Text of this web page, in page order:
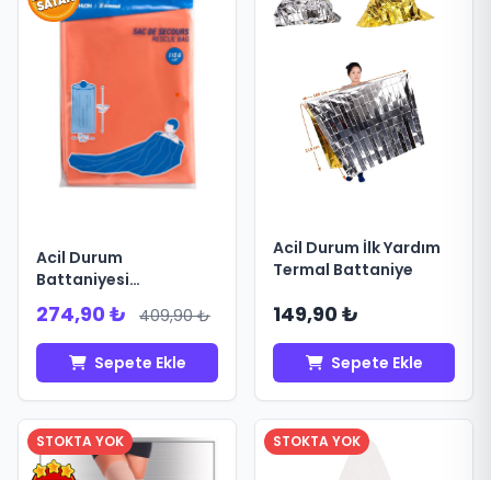
Acil Durum
Battaniyesi
(Dagcılık,Alpinizm)
274,90 ₺ 409,90 ₺
Sepete Ekle
Acil Durum İlk Yardım
Termal Battaniye
149,90 ₺
Sepete Ekle
STOKTA YOK STOKTA YOK